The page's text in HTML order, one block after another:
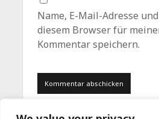
Name, E-Mail-Adresse
diesem Browser für
Kommentar speichern.